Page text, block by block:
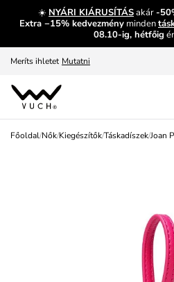
☀️ NYÁRI KIÁRUSÍTÁSakár-
Extra −15% kedvezmény minden
08.10-ig, hétfőig
És mi az, amit máshol nem lehet megtudni?
Fedezze fel velünk az újdonságokat.
Meríts ihletet Mutatni
Ingyenes csere és visszaküldés
Főoldal/Nők/Kiegészítők/Táskadíszek/Joan